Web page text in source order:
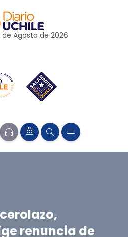
de Agosto de 2026
renuncia de